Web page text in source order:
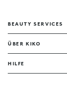
BEAUTY SERVICES
ÜBER KIKO
HILFE